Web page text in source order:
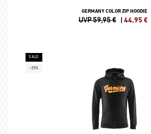
GERMANY COLOR ZIP HOODIE
UVP 59,95 € | 44,95 €
SALE
-25%